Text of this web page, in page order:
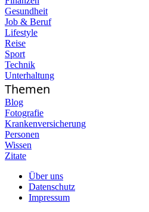
Gesundheit
Job & Beruf
Lifestyle
Reise
Sport
Technik
Unterhaltung
Themen
Blog
Fotografie
Krankenversicherung
Personen
Wissen
Zitate
Über uns
Datenschutz
Impressum